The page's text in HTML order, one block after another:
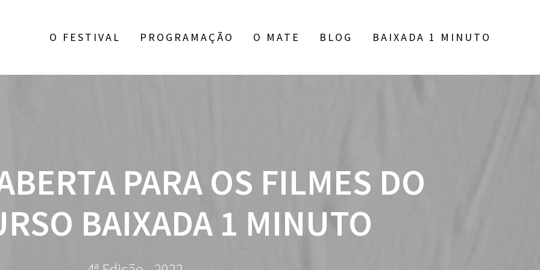
O FESTIVAL PROGRAMAÇÃO O MATE BLOG BAIXADA 1 MINUTO
PARA OS FILMES DO
BAIXADA 1 MINUTO